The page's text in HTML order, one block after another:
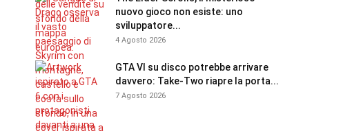
nuovo gioco non esiste: uno
sviluppatore...
4 Agosto 2026
GTA VI su disco potrebbe arrivare
davvero: Take-Two riapre la porta...
7 Agosto 2026